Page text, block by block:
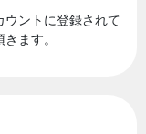
ウントに登録されて
ます。